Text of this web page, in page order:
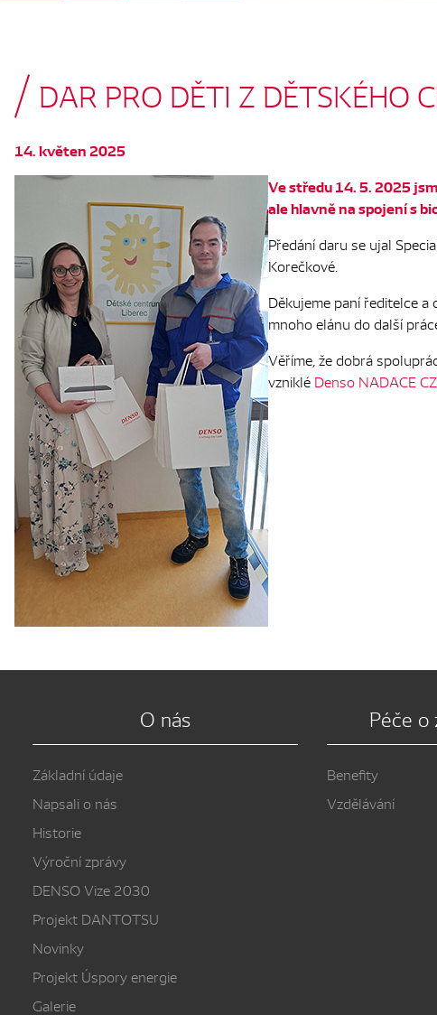
DAR PRO DĚTI Z DĚTSKÉHO
14. květen 2025
Ve středu 14. 5. 2025
ale hlavně na spojení s
Předání daru se ujal
Korečkové.
Děkujeme paní ředitelce
mnoho elánu do další
Věříme, že dobrá
vzniklé Denso NADACE CZ
O nás
Základní údaje
Napsali o nás
Historie
Výroční zprávy
DENSO Vize 2030
Projekt DANTOTSU
Novinky
Projekt Úspory energie
Galerie
Péče o
Benefity
Vzdělávání